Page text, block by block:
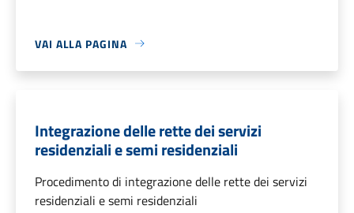
VAI ALLA PAGINA
Integrazione delle rette dei servizi
residenziali e semi residenziali
Procedimento di integrazione delle rette dei servizi
residenziali e semi residenziali